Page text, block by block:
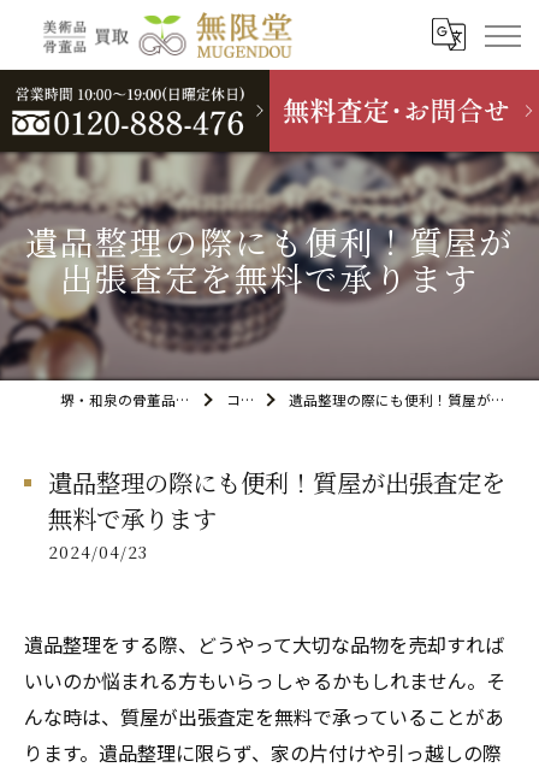
遺品整理の際にも便利！質屋が
出張査定を無料で承ります
堺・和泉の骨董品買取なら無限堂 コラム 遺品整理の際にも便利！質屋が出張査定を無料で承ります
遺品整理の際にも便利！質屋が出張査定を
無料で承ります
2024/04/23
遺品整理をする際、どうやって大切な品物を売却すれば
いいのか悩まれる方もいらっしゃるかもしれません。そ
んな時は、質屋が出張査定を無料で承っていることがあ
ります。遺品整理に限らず、家の片付けや引っ越しの際